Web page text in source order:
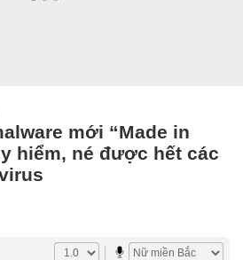
mới “Made in
hiểm, né được hết các